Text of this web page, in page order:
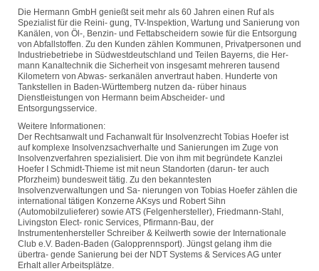
Die Hermann GmbH genießt seit mehr als 60 Jahren einen Ruf als
Spezialist für die Reini- gung, TV-Inspektion, Wartung und Sanierung von
Kanälen, von Öl-, Benzin- und Fettabscheidern sowie für die Entsorgung
von Abfallstoffen. Zu den Kunden zählen Kommunen, Privatpersonen und
Industriebetriebe in Südwestdeutschland und Teilen Bayerns, die Her-
mann Kanaltechnik die Sicherheit von insgesamt mehreren tausend
Kilometern von Abwas- serkanälen anvertraut haben. Hunderte von
Tankstellen in Baden-Württemberg nutzen da- rüber hinaus
Dienstleistungen von Hermann beim Abscheider- und
Entsorgungsservice.
Weitere Informationen:
Der Rechtsanwalt und Fachanwalt für Insolvenzrecht Tobias Hoefer ist
auf komplexe Insolvenzsachverhalte und Sanierungen im Zuge von
Insolvenzverfahren spezialisiert. Die von ihm mit begründete Kanzlei
Hoefer I Schmidt-Thieme ist mit neun Standorten (darun- ter auch
Pforzheim) bundesweit tätig. Zu den bekanntesten
Insolvenzverwaltungen und Sa- nierungen von Tobias Hoefer zählen die
international tätigen Konzerne AKsys und Robert Sihn
(Automobilzulieferer) sowie ATS (Felgenhersteller), Friedmann-Stahl,
Livingston Elect- ronic Services, Pfirmann-Bau, der
Instrumentenhersteller Schreiber & Keilwerth sowie der Internationale
Club e.V. Baden-Baden (Galopprennsport). Jüngst gelang ihm die
übertra- gende Sanierung bei der NDT Systems & Services AG unter
Erhalt aller Arbeitsplätze.